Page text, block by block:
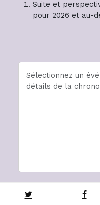
Suite et
pour 2026 et au-
Sélectionnez un
détails de la